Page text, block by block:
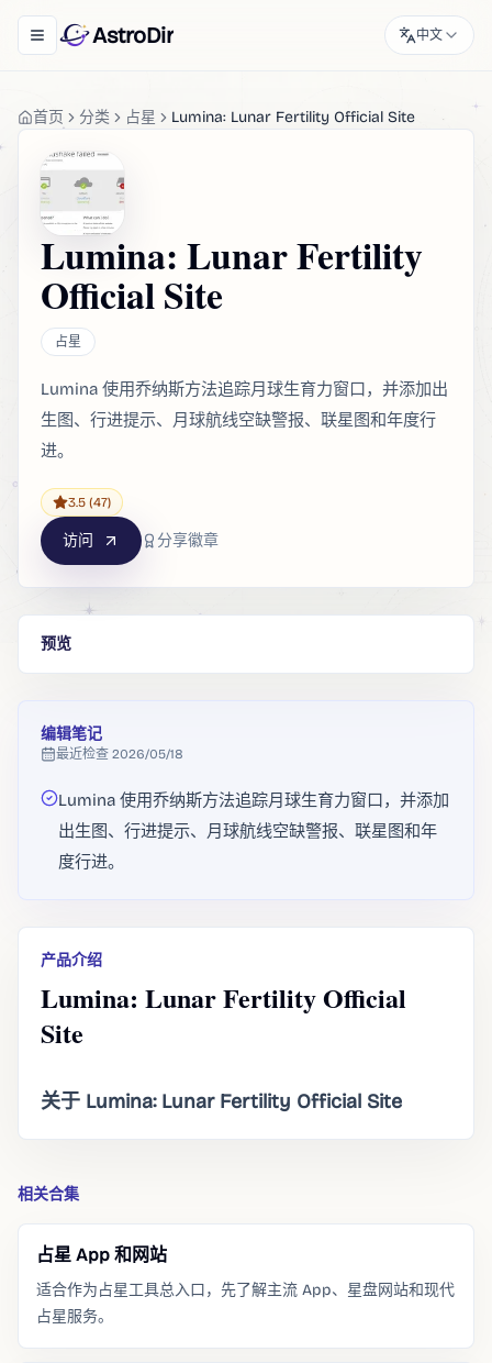
Toggle navigation menu
AstroDir 中文
首页 分类 占星 Lumina: Lunar Fertility Official Site
Lumina: Lunar Fertility
Official Site
占星
Lumina 使用乔纳斯方法追踪月球生育力窗口，并添加出
生图、行进提示、月球航线空缺警报、联星图和年度行
进。
3.5 (47)
访问 分享徽章
预览
编辑笔记
最近检查 2026/05/18
Lumina 使用乔纳斯方法追踪月球生育力窗口，并添加
出生图、行进提示、月球航线空缺警报、联星图和年
度行进。
产品介绍
Lumina: Lunar Fertility Official
Site
关于 Lumina: Lunar Fertility Official Site
相关合集
占星 App 和网站
适合作为占星工具总入口，先了解主流 App、星盘网站和现代
占星服务。